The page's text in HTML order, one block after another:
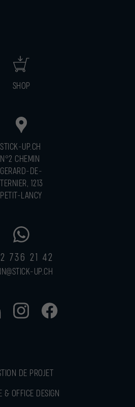
SHOP
STICK-UP.CH
N°2 CHEMIN
GERARD-DE-
TERNIER, 1213
PETIT-LANCY
736 21 42
UP.CH
DE PROJET
& OFFICE DESIGN